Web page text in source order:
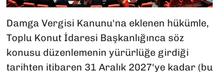
Damga Vergisi Kanunu'na eklenen hükümle,
Toplu Konut İdaresi Başkanlığınca söz
konusu düzenlemenin yürürlüğe girdiği
tarihten itibaren 31 Aralık 2027'ye kadar (bu